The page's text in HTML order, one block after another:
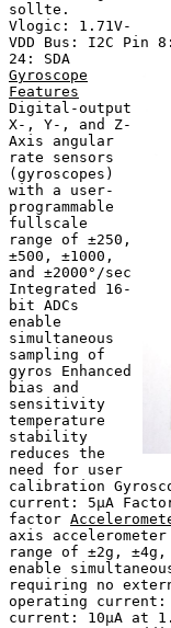
sollte.
Vlogic: 1.71V-
VDD Bus: I2C Pin
24: SDA
Gyroscope
Features
Digital-output
X-, Y-, and Z-
Axis angular
rate sensors
(gyroscopes)
with a user-
programmable
fullscale
range of ±250,
±500, ±1000,
and ±2000°/sec
Integrated 16-
bit ADCs
enable
simultaneous
sampling of
gyros Enhanced
bias and
sensitivity
temperature
stability
reduces the
need for user
calibration
current: 5µA
factor
axis
range of ±2g, ±4g,
enable
requiring no
operating current:
current: 10µA at